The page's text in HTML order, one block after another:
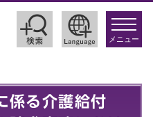
toggle
メニュー
係る介護給付